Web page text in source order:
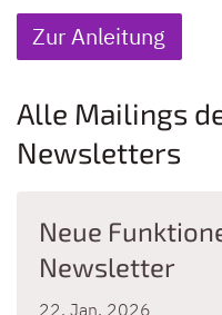
Zur Anleitung
Alle Mailings
Newsletters
Neue
Newsletter
22. Jan. 2026